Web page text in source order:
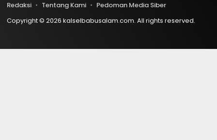
Redaksi Tentang Kami
Pedoman Media Siber
Copyright © 2026 kalselbabusalam.com. All rights reserved.